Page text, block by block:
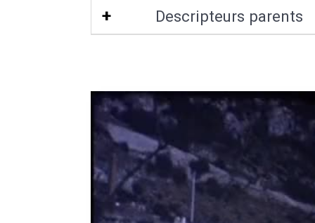
Descripteurs parents